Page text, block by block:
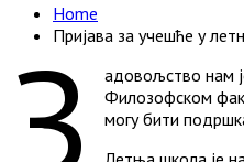
Home
Пријава за учешће у
З
адовољство нам
Филозофском
могу бити